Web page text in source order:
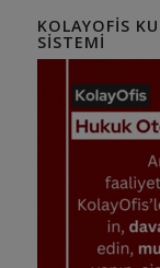
KOLAYOFIS
SISTEMI